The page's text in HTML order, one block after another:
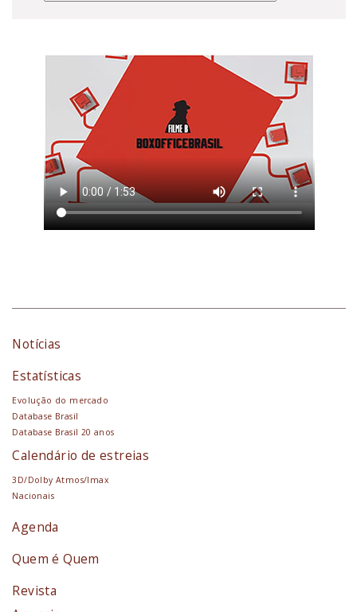
Notícias
Estatísticas
Evolução do mercado
Database Brasil
Database Brasil 20 anos
Calendário de estreias
3D/Dolby Atmos/Imax
Nacionais
Agenda
Quem é Quem
Revista